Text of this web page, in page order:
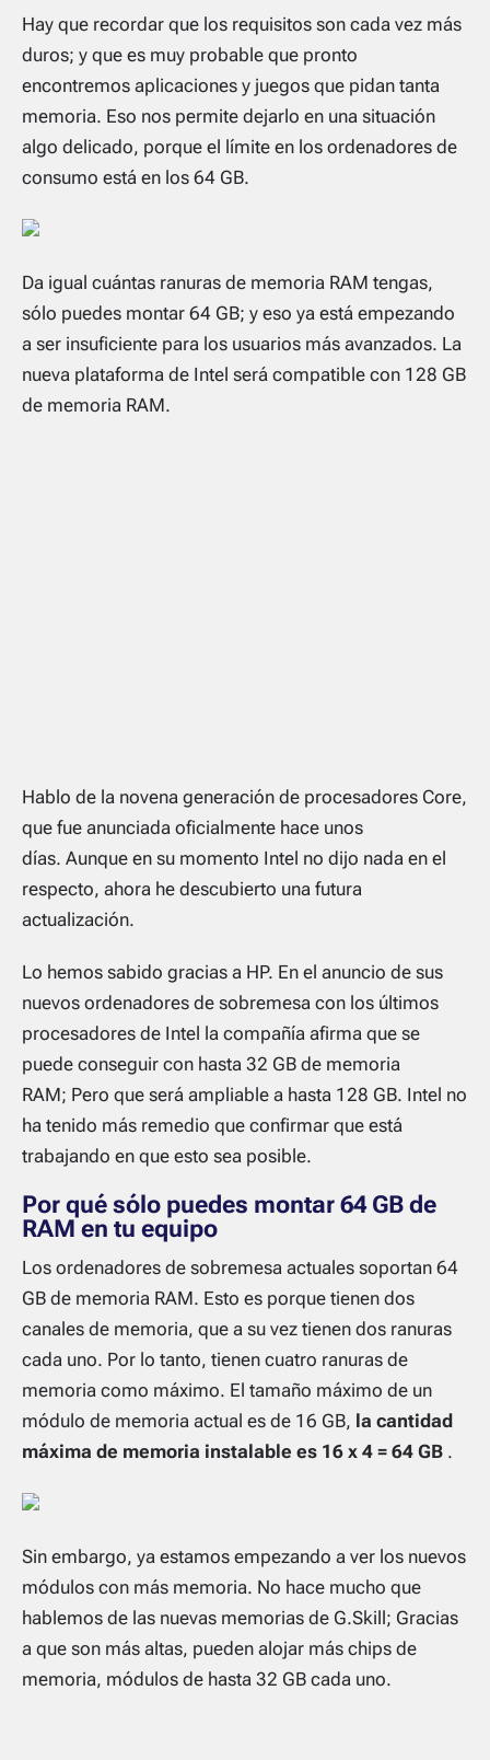
Hay que recordar que los requisitos son cada vez más
duros; y que es muy probable que pronto
encontremos aplicaciones y juegos que pidan tanta
memoria. Eso nos permite dejarlo en una situación
algo delicado, porque el límite en los ordenadores de
consumo está en los 64 GB.
Da igual cuántas ranuras de memoria RAM tengas,
sólo puedes montar 64 GB; y eso ya está empezando
a ser insuficiente para los usuarios más avanzados. La
nueva plataforma de Intel será compatible con 128 GB
de memoria RAM.
Hablo de la novena generación de procesadores Core,
que fue anunciada oficialmente hace unos
días. Aunque en su momento Intel no dijo nada en el
respecto, ahora he descubierto una futura
actualización.
Lo hemos sabido gracias a HP. En el anuncio de sus
nuevos ordenadores de sobremesa con los últimos
procesadores de Intel la compañía afirma que se
puede conseguir con hasta 32 GB de memoria
RAM; Pero que será ampliable a hasta 128 GB. Intel no
ha tenido más remedio que confirmar que está
trabajando en que esto sea posible.
Por qué sólo puedes montar 64 GB de
RAM en tu equipo
Los ordenadores de sobremesa actuales soportan 64
GB de memoria RAM. Esto es porque tienen dos
canales de memoria, que a su vez tienen dos ranuras
cada uno. Por lo tanto, tienen cuatro ranuras de
memoria como máximo. El tamaño máximo de un
módulo de memoria actual es de 16 GB, la cantidad
máxima de memoria instalable es 16 x 4 = 64 GB .
Sin embargo, ya estamos empezando a ver los nuevos
módulos con más memoria. No hace mucho que
hablemos de las nuevas memorias de G.Skill; Gracias
a que son más altas, pueden alojar más chips de
memoria, módulos de hasta 32 GB cada uno.